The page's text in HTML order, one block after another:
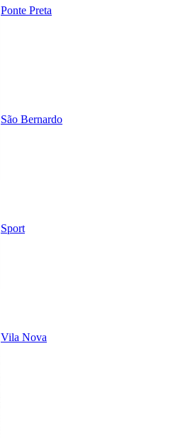
Ponte Preta
São Bernardo
Sport
Vila Nova